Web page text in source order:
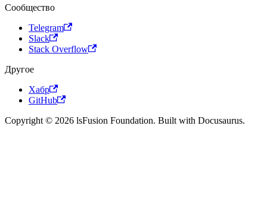
Сообщество
Telegram
Slack
Stack Overflow
Другое
Хабр
GitHub
Copyright © 2026 lsFusion Foundation. Built with Docusaurus.